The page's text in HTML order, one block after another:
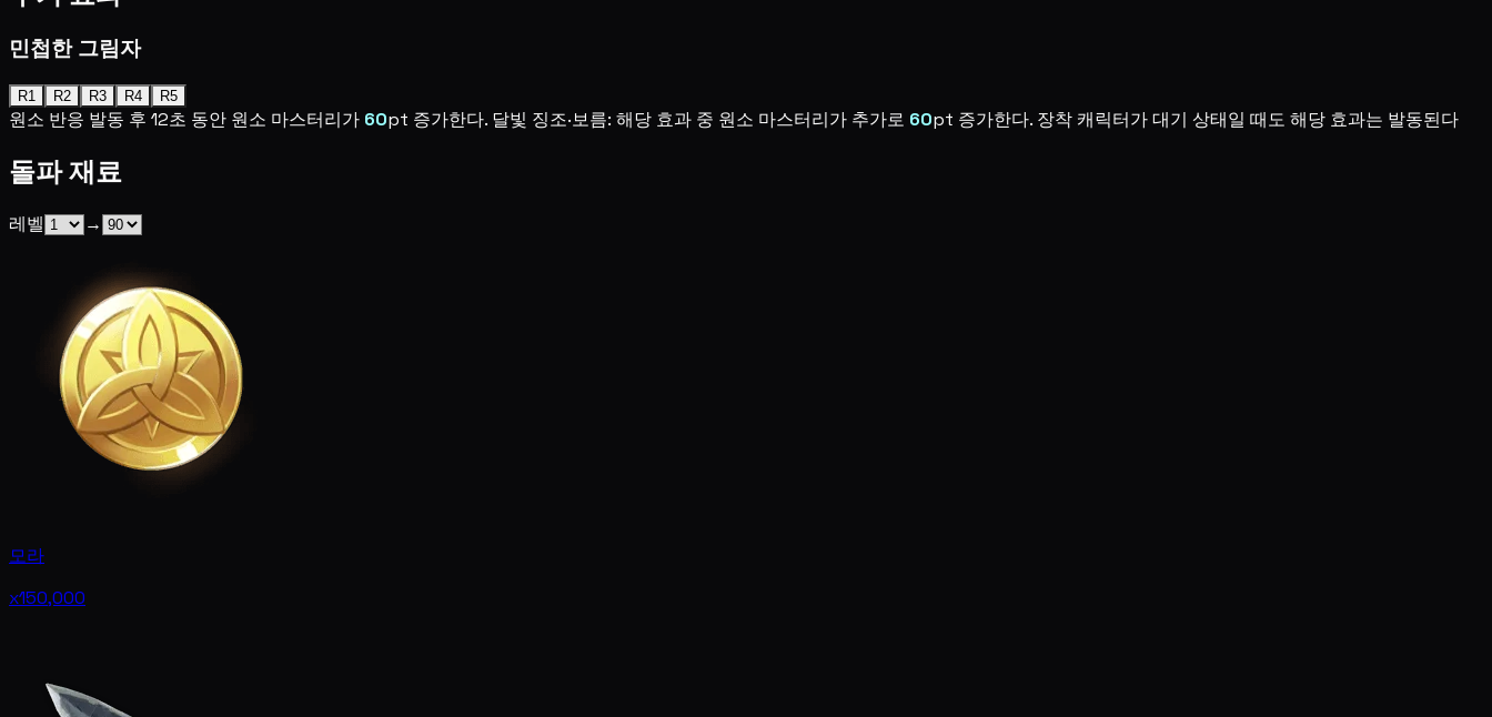
민첩한 그림자
R1 R2 R3 R4 R5
원소 반응 발동 후 12초 동안 원소 마스터리가 60pt 증가한다. 달빛 징조·보름: 해당 효과 중 원소 마스터리가 추가로 60pt 증가한다. 장착 캐릭터가 대기 상태일 때도 해당 효과는 발동된다
돌파 재료
레벨 →
모라
x150,000